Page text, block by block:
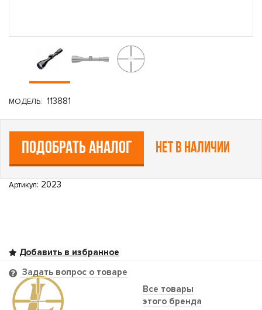
МОДЕЛЬ: 113881
ПОДОБРАТЬ АНАЛОГ Нет в наличии
Артикул: 2023
Все товары
этого бренда
Задать вопрос о товаре